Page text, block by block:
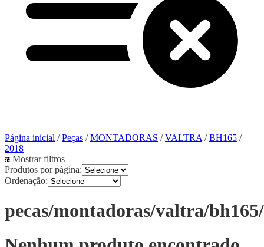
Página inicial /Peças /MONTADORAS /VALTRA/BH165 /
2018
Mostrar filtros
Produtos por página:
Ordenação:
pecas/montadoras/valtra/